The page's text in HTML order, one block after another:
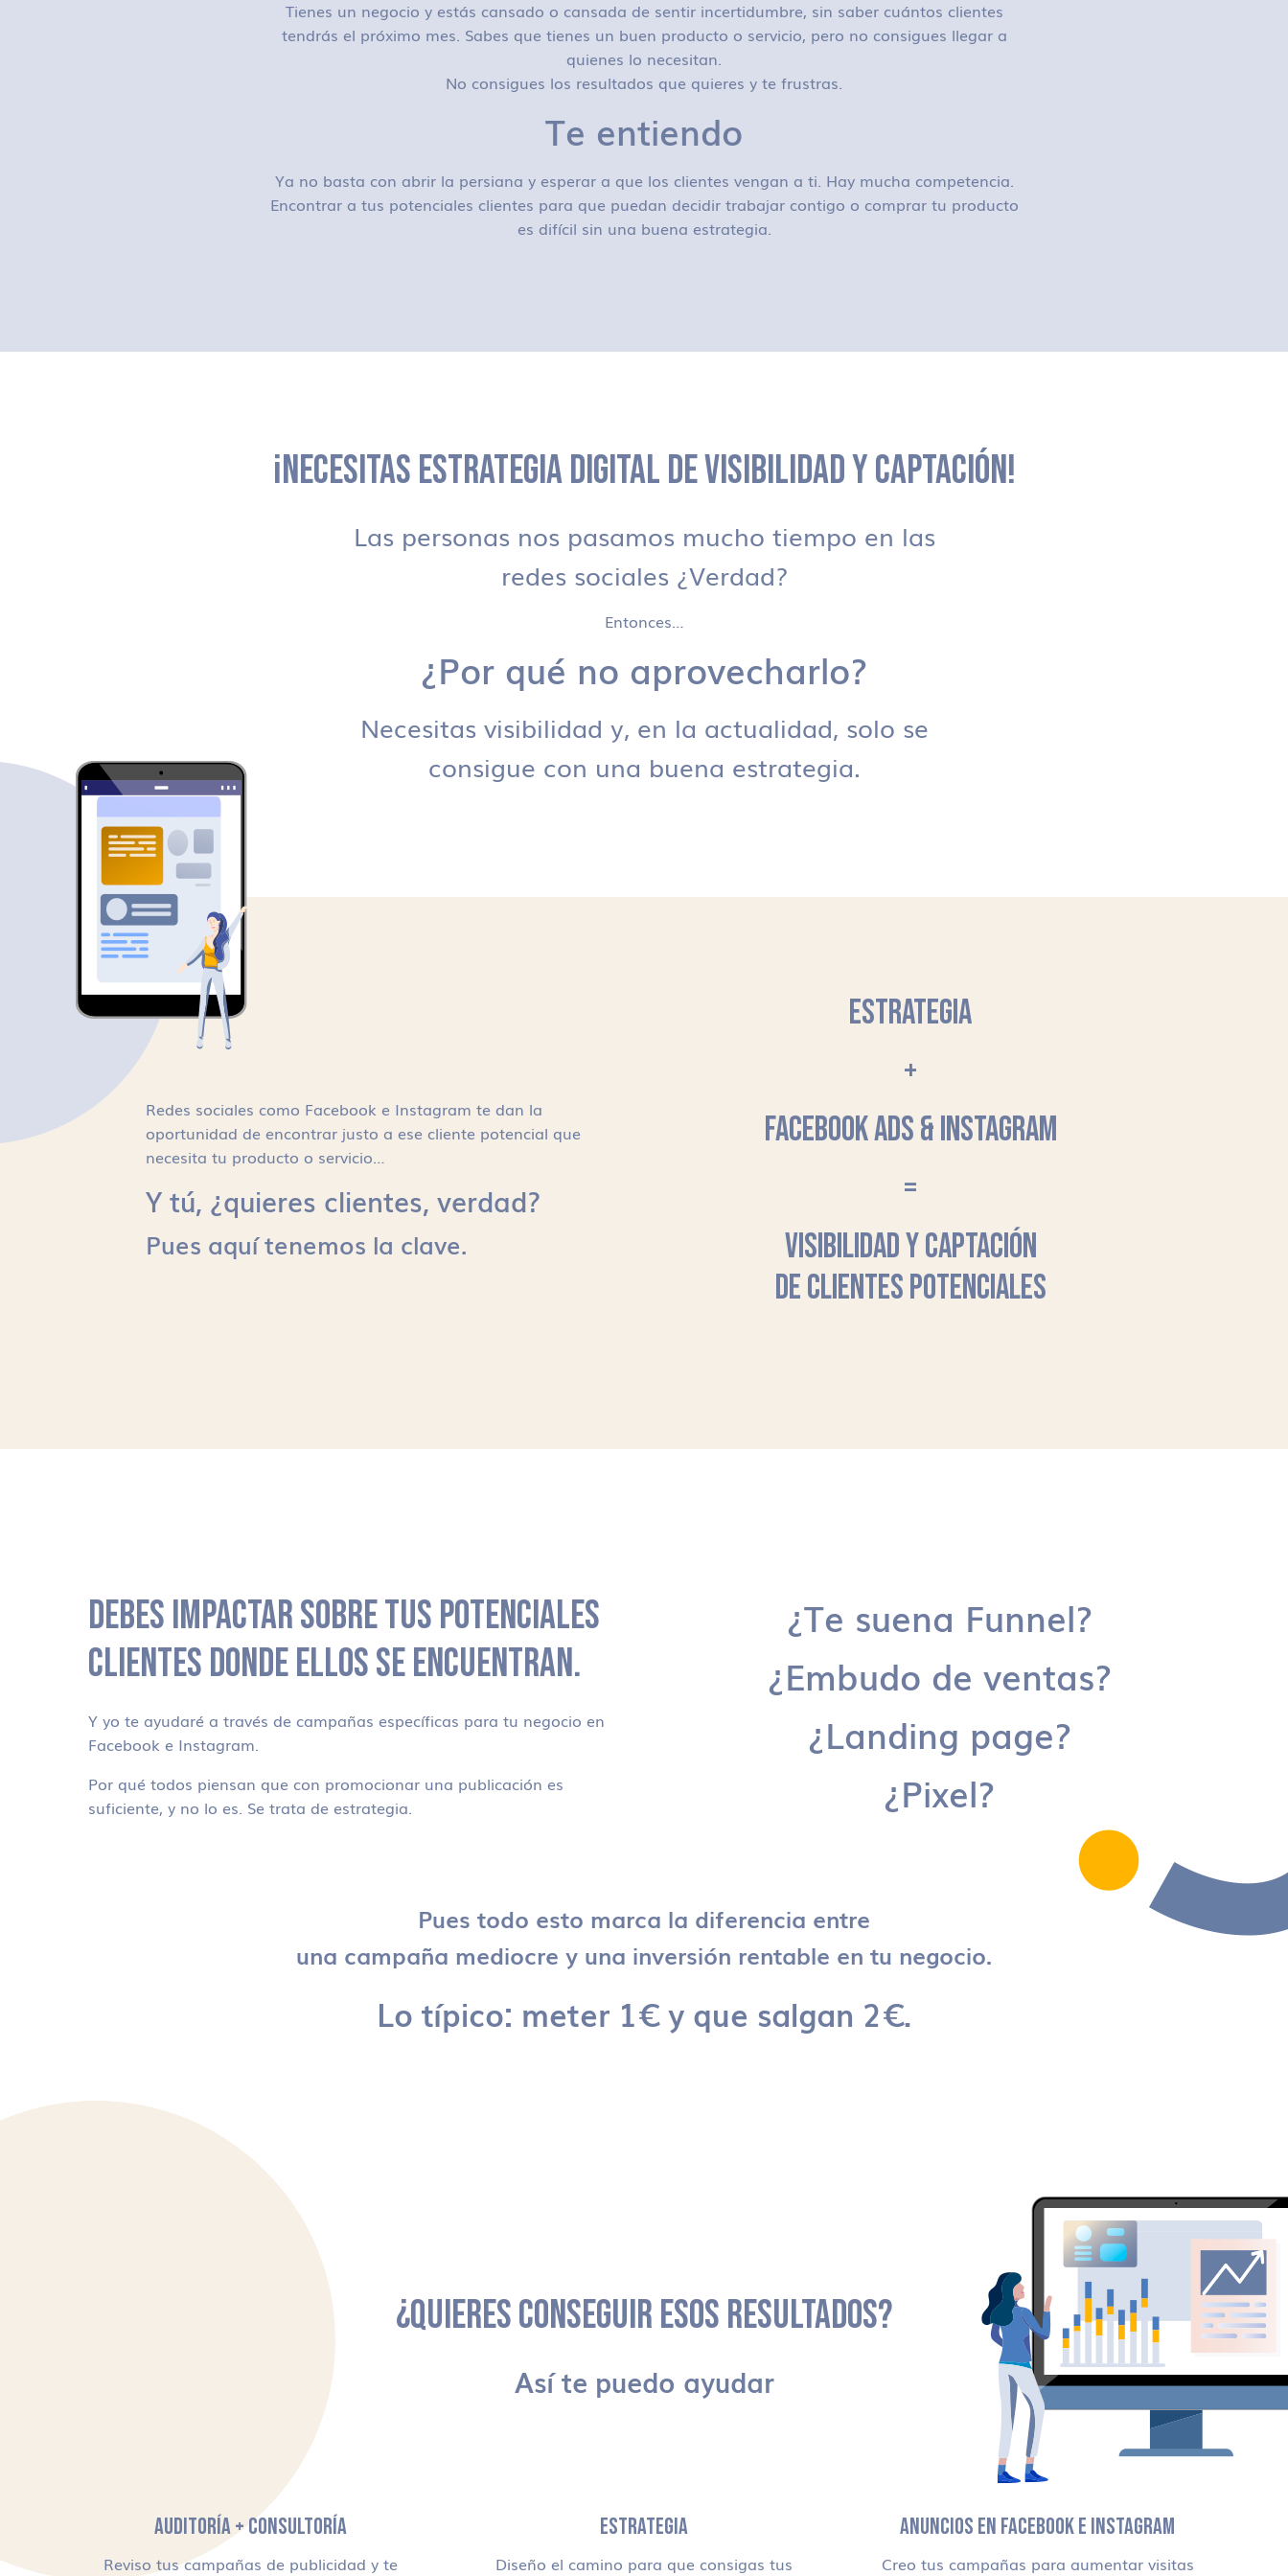
Tienes un negocio y estás cansado o cansada de sentir incertidumbre, sin saber cuántos clientes
tendrás el próximo mes. Sabes que tienes un buen producto o servicio, pero no consigues llegar a
quienes lo necesitan.
No consigues los resultados que quieres y te frustras.
Te entiendo
Ya no basta con abrir la persiana y esperar a que los clientes vengan a ti. Hay mucha competencia.
Encontrar a tus potenciales clientes para que puedan decidir trabajar contigo o comprar tu producto
es difícil sin una buena estrategia.
¡NECESITAS ESTRATEGIA DIGITAL DE VISIBILIDAD Y CAPTACIÓN!
Las personas nos pasamos mucho tiempo en las
redes sociales ¿Verdad?
Entonces…
¿Por qué no aprovecharlo?
Necesitas visibilidad y, en la actualidad, solo se
consigue con una buena estrategia.
Redes sociales como Facebook e Instagram te dan la
oportunidad de encontrar justo a ese cliente potencial que
necesita tu producto o servicio…
Y tú, ¿quieres clientes, verdad?
Pues aquí tenemos la clave.
ESTRATEGIA
+
FACEBOOK ADS & INSTAGRAM
=
VISIBILIDAD Y CAPTACIÓN
DE CLIENTES POTENCIALES
DEBES IMPACTAR SOBRE TUS POTENCIALES
CLIENTES DONDE ELLOS SE ENCUENTRAN.
Y yo te ayudaré a través de campañas específicas para tu negocio en
Facebook e Instagram.
Por qué todos piensan que con promocionar una publicación es
suficiente, y no lo es. Se trata de estrategia.
¿Te suena Funnel?
¿Embudo de ventas?
¿Landing page?
¿Pixel?
Pues todo esto marca la diferencia entre
una campaña mediocre y una inversión rentable en tu negocio.
Lo típico: meter 1€ y que salgan 2€.
¿QUIERES CONSEGUIR ESOS RESULTADOS?
Así te puedo ayudar
AUDITORÍA + CONSULTORÍA
Reviso tus campañas de publicidad y te
ESTRATEGIA
Diseño el camino para que consigas tus
ANUNCIOS EN FACEBOOK E INSTAGRAM
Creo tus campañas para aumentar visitas